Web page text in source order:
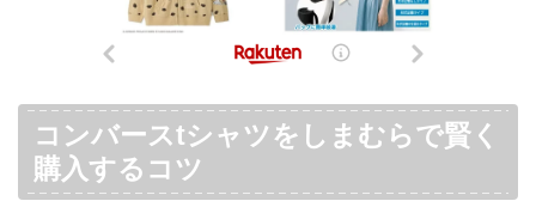
コンバースtシャツをしまむらで賢く
購入するコツ